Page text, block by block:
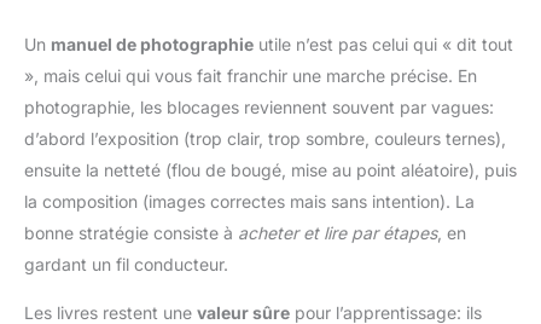
Un manuel de photographie utile n’est pas celui qui « dit tout
», mais celui qui vous fait franchir une marche précise. En
photographie, les blocages reviennent souvent par vagues:
d’abord l’exposition (trop clair, trop sombre, couleurs ternes),
ensuite la netteté (flou de bougé, mise au point aléatoire), puis
la composition (images correctes mais sans intention). La
bonne stratégie consiste à acheter et lire par étapes, en
gardant un fil conducteur.
Les livres restent une valeur sûre pour l’apprentissage: ils